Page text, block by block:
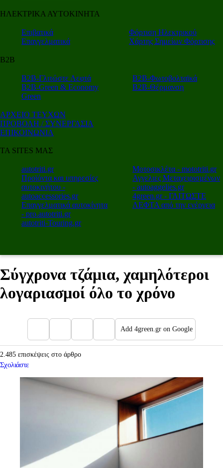
ΗΛΕΚΤΡΙΚΑ ΑΥΤΟΚΙΝΗΤΑ
Επιβατικά
Επαγγελματικά
Φόρτιση Ηλεκτρικού
Χάρτης Σημείων Φόρτισης
Β2Β
Β2Β-Γλιτώστε Λεφτά
Β2Β-Green & Economy
Green
Β2Β-Φωτοβολταϊκά
Β2Β-Θέρμανση
ΑΡΧΕΙΟ ΤΕΥΧΩΝ
ΠΡΟΒΟΛΗ / ΣΥΝΕΡΓΑΣΙΑ
ΕΠΙΚΟΙΝΩΝΙΑ
ΤΑ SITES ΜΑΣ
autotriti.gr
Προϊόντα και υπηρεσίες
αυτοκινήτου -
autoaccessories.gr
Επαγγελματικά αυτοκίνητα
- pro.autotriti.gr
autotriti-Touring.gr
Μοτοσικλέτα - mototriti.gr
Αγγελιες Μεταχειρισμένων
- autoaggelies.gr
4green.gr - ΓΛΙΤΩΣΤΕ
ΛΕΦΤΑ από την ενέργεια
Σύγχρονα τζάμια, χαμηλότεροι
λογαριασμοί όλο το χρόνο
Add 4green.gr on Google
2.485 επισκέψεις στο άρθρο
Σχολιάστε